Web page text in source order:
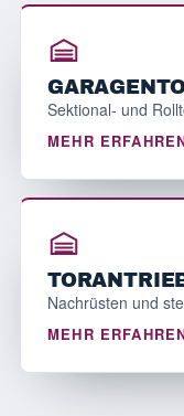
Sektional- und
MEHR
Nachrüsten und
MEHR